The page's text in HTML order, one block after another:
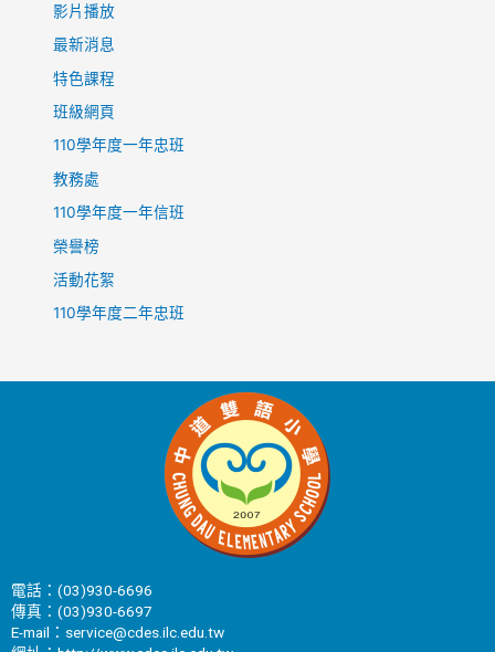
影片播放
最新消息
特色課程
班級網頁
110學年度一年忠班
教務處
110學年度一年信班
榮譽榜
活動花絮
110學年度二年忠班
電話：(03)930-6696
傳真：(03)930-6697
E-mail：service@cdes.ilc.edu.tw